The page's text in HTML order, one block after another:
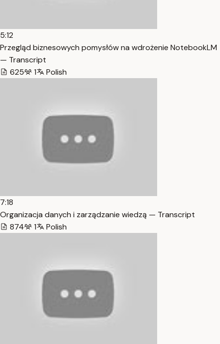
5:12
Przegląd biznesowych pomysłów na wdrożenie NotebookLM
— Transcript
625
1 Polish
7:18
Organizacja danych i zarządzanie wiedzą — Transcript
874
1 Polish